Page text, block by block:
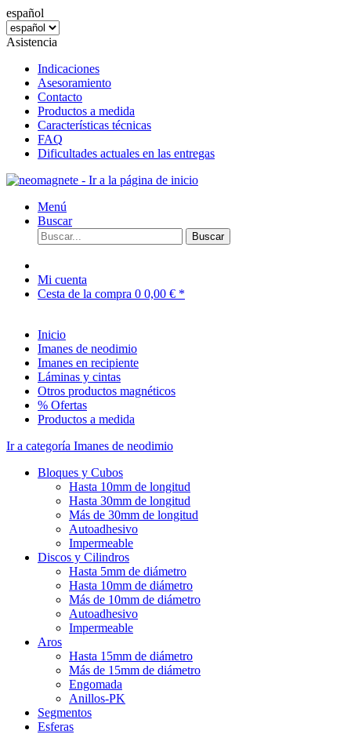
español
Asistencia
Indicaciones
Asesoramiento
Contacto
Productos a medida
Características técnicas
FAQ
Dificultades actuales en las entregas
Menú
Buscar
Buscar
Mi cuenta
Cesta de la compra 0 0,00 € *
Inicio
Imanes de neodimio
Imanes en recipiente
Láminas y cintas
Otros productos magnéticos
% Ofertas
Productos a medida
Ir a categoría Imanes de neodimio
Bloques y Cubos
Hasta 10mm de longitud
Hasta 30mm de longitud
Más de 30mm de longitud
Autoadhesivo
Impermeable
Discos y Cilindros
Hasta 5mm de diámetro
Hasta 10mm de diámetro
Más de 10mm de diámetro
Autoadhesivo
Impermeable
Aros
Hasta 15mm de diámetro
Más de 15mm de diámetro
Engomada
Anillos-PK
Segmentos
Esferas